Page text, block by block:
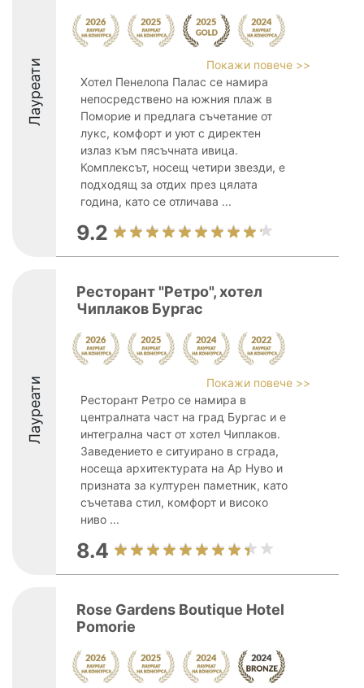
Лауреати
Покажи повече >>
Хотел Пенелопа Палас се намира
непосредствено на южния плаж в
Поморие и предлага съчетание от
лукс, комфорт и уют с директен
излаз към пясъчната ивица.
Комплексът, носещ четири звезди, е
подходящ за отдих през цялата
година, като се отличава ...
9.2
Лауреати
Ресторант "Ретро", хотел
Чиплаков Бургас
Покажи повече >>
Ресторант Ретро се намира в
централната част на град Бургас и е
интегрална част от хотел Чиплаков.
Заведението е ситуирано в сграда,
носеща архитектурата на Ар Нуво и
призната за културен паметник, като
съчетава стил, комфорт и високо
ниво ...
8.4
Rose Gardens Boutique Hotel
Pomorie